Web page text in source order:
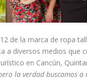
de la marca de ropa
a diversos medios que
en Cancún,
la verdad buscamos